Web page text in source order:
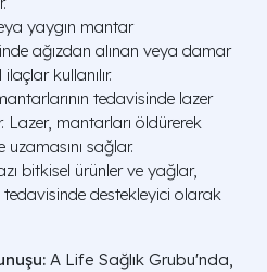
yaygın mantar
ağızdan alınan veya damar
kullanılır.
tedavisinde lazer
Lazer, mantarları öldürerek
uzamasını sağlar.
bitkisel ürünler ve yağlar,
tedavisinde destekleyici olarak
A Life Sağlık Grubu'nda,